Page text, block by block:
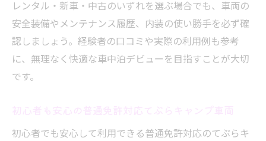
レンタル・新車・中古のいずれを選ぶ場合でも、車両の
安全装備やメンテナンス履歴、内装の使い勝手を必ず確
認しましょう。経験者の口コミや実際の利用例も参考
に、無理なく快適な車中泊デビューを目指すことが大切
です。
初心者でも安心して利用できる普通免許対応のてぶらキ